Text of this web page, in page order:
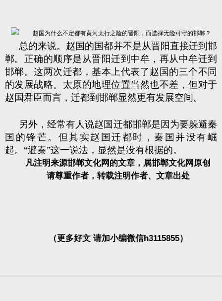
总的来说。赵国的国都并不是从晋阳直接迁到邯
郸。正确的顺序是从晋阳迁到中牟，再从中牟迁到
邯郸。这两次迁都，基本上代表了赵国的三个不同
的发展战略。太原的地理位置当然也不差，但对于
赵国君臣而言，迁都到邯郸显然更有发展空间。
另外，经常有人说赵国迁都邯郸是因为要躲避秦
国的锋芒。但其实赵国迁都时，秦国并没有崛
起。“避秦”这一说法，显然是没有根据的。
凡注明来源邯郸文化网的文章，属邯郸文化网原创
请尊重作者，转载注明作者、文章出处
（更多好文 请加小编微信h3115855）